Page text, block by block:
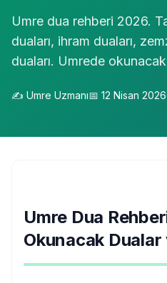
Umre dua rehberi 2026.
duaları, ihram duaları,
duaları. Umrede
✍️ Umre Uzmanı📅 12 Nisan 2026
Umre Dua
Okunacak